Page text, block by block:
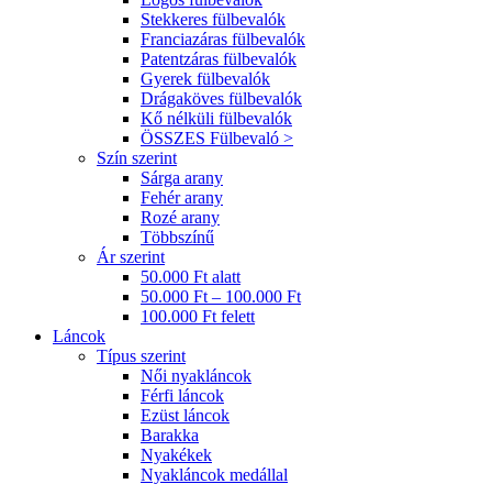
Stekkeres fülbevalók
Franciazáras fülbevalók
Patentzáras fülbevalók
Gyerek fülbevalók
Drágaköves fülbevalók
Kő nélküli fülbevalók
ÖSSZES Fülbevaló >
Szín szerint
Sárga arany
Fehér arany
Rozé arany
Többszínű
Ár szerint
50.000 Ft alatt
50.000 Ft – 100.000 Ft
100.000 Ft felett
Láncok
Típus szerint
Női nyakláncok
Férfi láncok
Ezüst láncok
Barakka
Nyakékek
Nyakláncok medállal